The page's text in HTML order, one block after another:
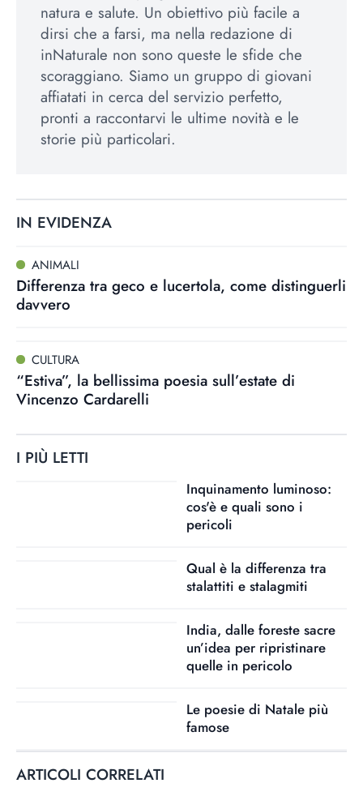
natura e salute. Un obiettivo più facile a
dirsi che a farsi, ma nella redazione di
inNaturale non sono queste le sfide che
scoraggiano. Siamo un gruppo di giovani
affiatati in cerca del servizio perfetto,
pronti a raccontarvi le ultime novità e le
storie più particolari.
IN EVIDENZA
ANIMALI
Differenza tra geco e lucertola, come distinguerli
davvero
CULTURA
“Estiva”, la bellissima poesia sull’estate di
Vincenzo Cardarelli
I PIÙ LETTI
Inquinamento luminoso:
cos'è e quali sono i
pericoli
Qual è la differenza tra
stalattiti e stalagmiti
India, dalle foreste sacre
un’idea per ripristinare
quelle in pericolo
Le poesie di Natale più
famose
ARTICOLI CORRELATI